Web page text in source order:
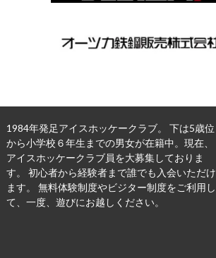
1984年発足アイスホッケークラブ。 下は5歳位
から小学校６年生までの男女が在籍中。現在、
アイスホッケークラブ員を大募集しておりま
す。 初心者から経験者まで誰でも入会いただけ
ます。 無料体験制度やビジター制度をご利用し
て、一度、遊びにお越しください。